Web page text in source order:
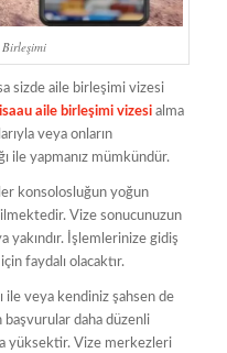
sizde aile birleşimi vizesi
aile birleşimi vizesi alma
veya onların
ile yapmanız mümkündür.
konsolosluğun yoğun
Vize sonucunuzun
yakındır. İşlemlerinize gidiş
faydalı olacaktır.
ile veya kendiniz şahsen de
başvurular daha düzenli
yüksektir. Vize merkezleri